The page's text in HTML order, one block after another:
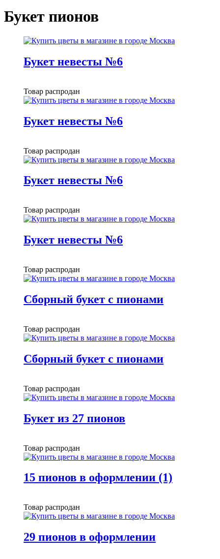
Букет пионов
Букет невесты №6
Товар распродан
Букет невесты №6
Товар распродан
Букет невесты №6
Товар распродан
Букет невесты №6
Товар распродан
Сборный букет с пионами
Товар распродан
Сборный букет с пионами
Товар распродан
Букет из 27 пионов
Товар распродан
15 пионов в оформлении (1)
Товар распродан
29 пионов в оформлении